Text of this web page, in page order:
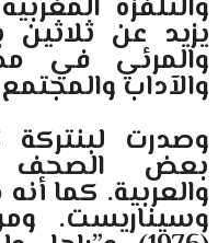
يزيد عن ثلاثين
والمرئي في
‏والآداب والمجتمع
وصدرت
بعض الصحف
والعربية. كما
وسيناريست.